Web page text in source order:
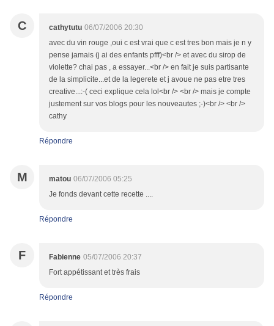
C cathytutu 06/07/2006 20:30
avec du vin rouge ,oui c est vrai que c est tres bon mais je n y
pense jamais (j ai des enfants pfff)<br /> et avec du sirop de
violette? chai pas , a essayer...<br /> en fait je suis partisante
de la simplicite...et de la legerete et j avoue ne pas etre tres
creative...:-( ceci explique cela lol<br /> <br /> mais je compte
justement sur vos blogs pour les nouveautes ;-)<br /> <br />
cathy
Répondre
M matou 06/07/2006 05:25
Je fonds devant cette recette ....
Répondre
F Fabienne 05/07/2006 20:37
Fort appétissant et très frais
Répondre